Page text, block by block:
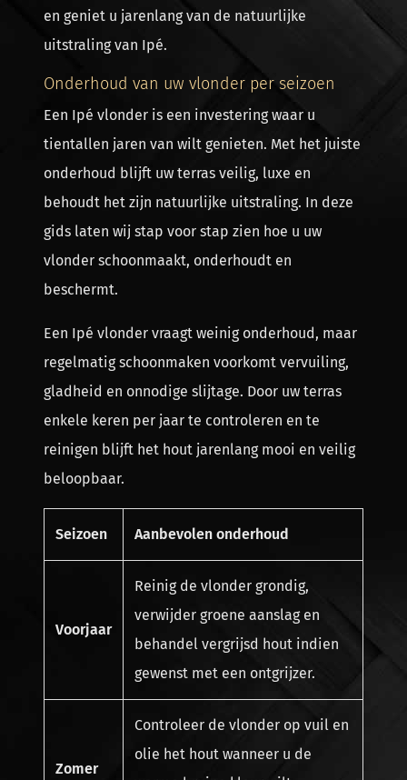
en geniet u jarenlang van de natuurlijke
uitstraling van Ipé.
Onderhoud van uw vlonder per seizoen
Een Ipé vlonder is een investering waar u
tientallen jaren van wilt genieten. Met het juiste
onderhoud blijft uw terras veilig, luxe en
behoudt het zijn natuurlijke uitstraling. In deze
gids laten wij stap voor stap zien hoe u uw
vlonder schoonmaakt, onderhoudt en
beschermt.
Een Ipé vlonder vraagt weinig onderhoud, maar
regelmatig schoonmaken voorkomt vervuiling,
gladheid en onnodige slijtage. Door uw terras
enkele keren per jaar te controleren en te
reinigen blijft het hout jarenlang mooi en veilig
beloopbaar.
Seizoen Aanbevolen onderhoud
Voorjaar
Reinig de vlonder grondig,
verwijder groene aanslag en
behandel vergrijsd hout indien
gewenst met een ontgrijzer.
Zomer
Controleer de vlonder op vuil en
olie het hout wanneer u de